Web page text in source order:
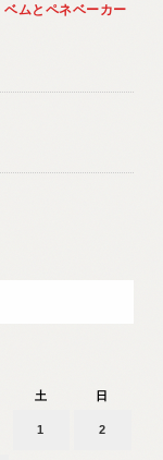
ベムとペネベーカー
土 日
1 2